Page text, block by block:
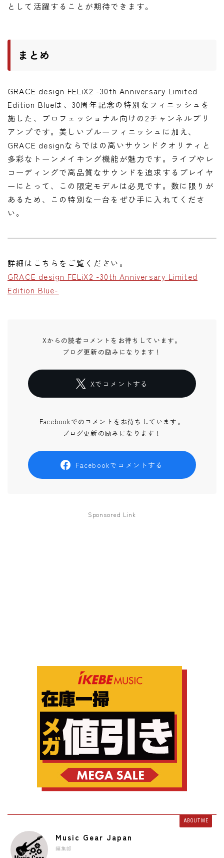
として活躍することが期待できます。
まとめ
GRACE design FELiX2 -30th Anniversary Limited
Edition Blueは、30周年記念の特別なフィニッシュを
施した、プロフェッショナル向けの2チャンネルプリ
アンプです。美しいブルーフィニッシュに加え、
GRACE designならではの高いサウンドクオリティと
多彩なトーンメイキング機能が魅力です。ライブやレ
コーディングで高品質なサウンドを追求するプレイヤ
ーにとって、この限定モデルは必見です。数に限りが
あるため、この特別な一台をぜひ手に入れてくださ
い。
詳細はこちらをご覧ください。
GRACE design FELiX2 -30th Anniversary Limited
Edition Blue-
Xからの読者コメントをお待ちしています。
ブログ更新の励みになります！
Xでコメントする
Facebookでのコメントをお待ちしています。
ブログ更新の励みになります！
Facebookでコメントする
Sponsored Link
ABOUT ME
Music Gear Japan
編集部